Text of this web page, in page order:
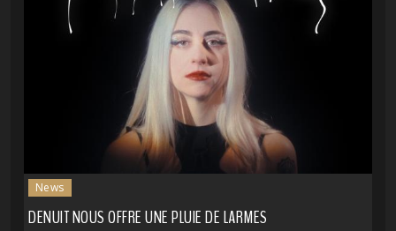
News
DENUIT NOUS OFFRE UNE PLUIE DE LARMES